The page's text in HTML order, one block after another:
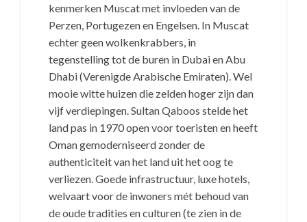
kenmerken Muscat met invloeden van de
Perzen, Portugezen en Engelsen. In Muscat
echter geen wolkenkrabbers, in
tegenstelling tot de buren in Dubai en Abu
Dhabi (Verenigde Arabische Emiraten). Wel
mooie witte huizen die zelden hoger zijn dan
vijf verdiepingen. Sultan Qaboos stelde het
land pas in 1970 open voor toeristen en heeft
Oman gemoderniseerd zonder de
authenticiteit van het land uit het oog te
verliezen. Goede infrastructuur, luxe hotels,
welvaart voor de inwoners mét behoud van
de oude tradities en culturen (te zien in de